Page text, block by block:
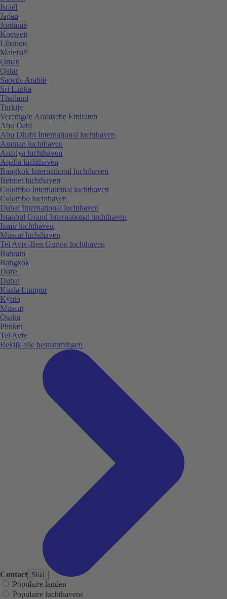
Contact Sluit
Israël
Japan
Jordanië
Koeweit
Libanon
Maleisië
Oman
Qatar
Saoedi-Arabië
Sri Lanka
Thailand
Turkije
Verenigde Arabische Emiraten
Abu Dabi
Abu Dhabi International luchthaven
Amman luchthaven
Antalya luchthaven
Aqaba luchthaven
Bangkok International luchthaven
Beiroet luchthaven
Colombo International luchthaven
Colombo luchthaven
Dubai International luchthaven
Istanbul Grand International luchthaven
Izmir luchthaven
Muscat luchthaven
Tel Aviv-Ben Gurion luchthaven
Bahrain
Bangkok
Doha
Dubai
Kuala Lumpur
Kyoto
Muscat
Osaka
Phuket
Tel Aviv
Bekijk alle bestemmingen
Populaire landen
Populaire luchthavens